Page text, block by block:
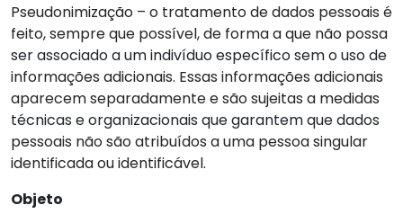
Pseudonimização – o tratamento de dados pessoais é
feito, sempre que possível, de forma a que não possa
ser associado a um indivíduo específico sem o uso de
informações adicionais. Essas informações adicionais
aparecem separadamente e são sujeitas a medidas
técnicas e organizacionais que garantem que dados
pessoais não são atribuídos a uma pessoa singular
identificada ou identificável.
Objeto